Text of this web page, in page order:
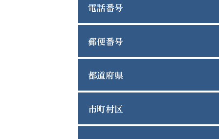
電話番号
郵便番号
都道府県
市町村区